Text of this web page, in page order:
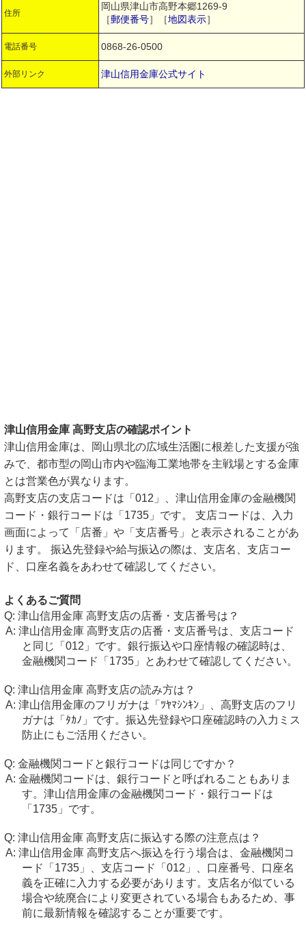
住所
岡山県津山市高野本郷1269-9
［郵便番号］［地図表示］
電話番号 0868-26-0500
外部リンク 津山信用金庫公式サイト
津山信用金庫 高野支店の確認ポイント
津山信用金庫は、岡山県北の広域生活圏に根差した支援が強
みで、都市型の岡山市内や臨海工業地帯を主戦場とする金庫
とは営業色が異なります。
高野支店の支店コードは「012」、津山信用金庫の金融機関
コード・銀行コードは「1735」です。 支店コードは、入力
画面によって「店番」や「支店番号」と表示されることがあ
ります。 振込先登録や給与振込の際は、支店名、支店コー
ド、口座名義をあわせて確認してください。
よくあるご質問
津山信用金庫 高野支店の店番・支店番号は？
津山信用金庫 高野支店の店番・支店番号は、支店コード
と同じ「012」です。銀行振込や口座情報の確認時は、
金融機関コード「1735」とあわせて確認してください。
津山信用金庫 高野支店の読み方は？
津山信用金庫のフリガナは「ﾂﾔﾏｼﾝｷﾝ」、高野支店のフリ
ガナは「ﾀｶﾉ」です。振込先登録や口座確認時の入力ミス
防止にもご活用ください。
金融機関コードと銀行コードは同じですか？
金融機関コードは、銀行コードと呼ばれることもありま
す。津山信用金庫の金融機関コード・銀行コードは
「1735」です。
津山信用金庫 高野支店に振込する際の注意点は？
津山信用金庫 高野支店へ振込を行う場合は、金融機関コ
ード「1735」、支店コード「012」、口座番号、口座名
義を正確に入力する必要があります。支店名が似ている
場合や統廃合により変更されている場合もあるため、事
前に最新情報を確認することが重要です。